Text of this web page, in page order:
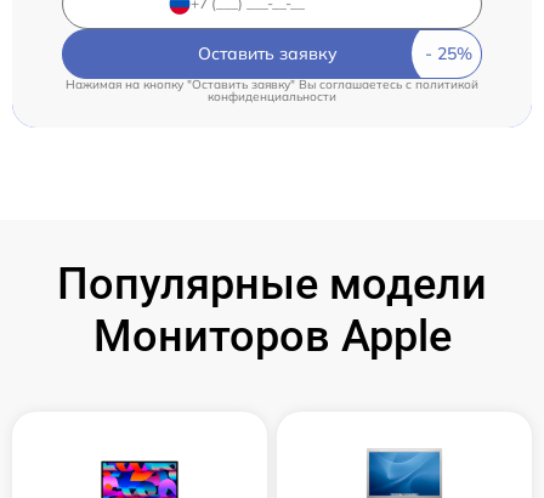
Оставить заявку
Нажимая на кнопку "Оставить заявку" Вы соглашаетесь cполитикой
конфиденциальности
Популярные модели
Мониторов Apple